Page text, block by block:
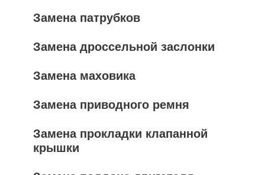
Замена патрубков
Замена дроссельной заслонки
Замена маховика
Замена приводного ремня
Замена прокладки клапанной
крышки